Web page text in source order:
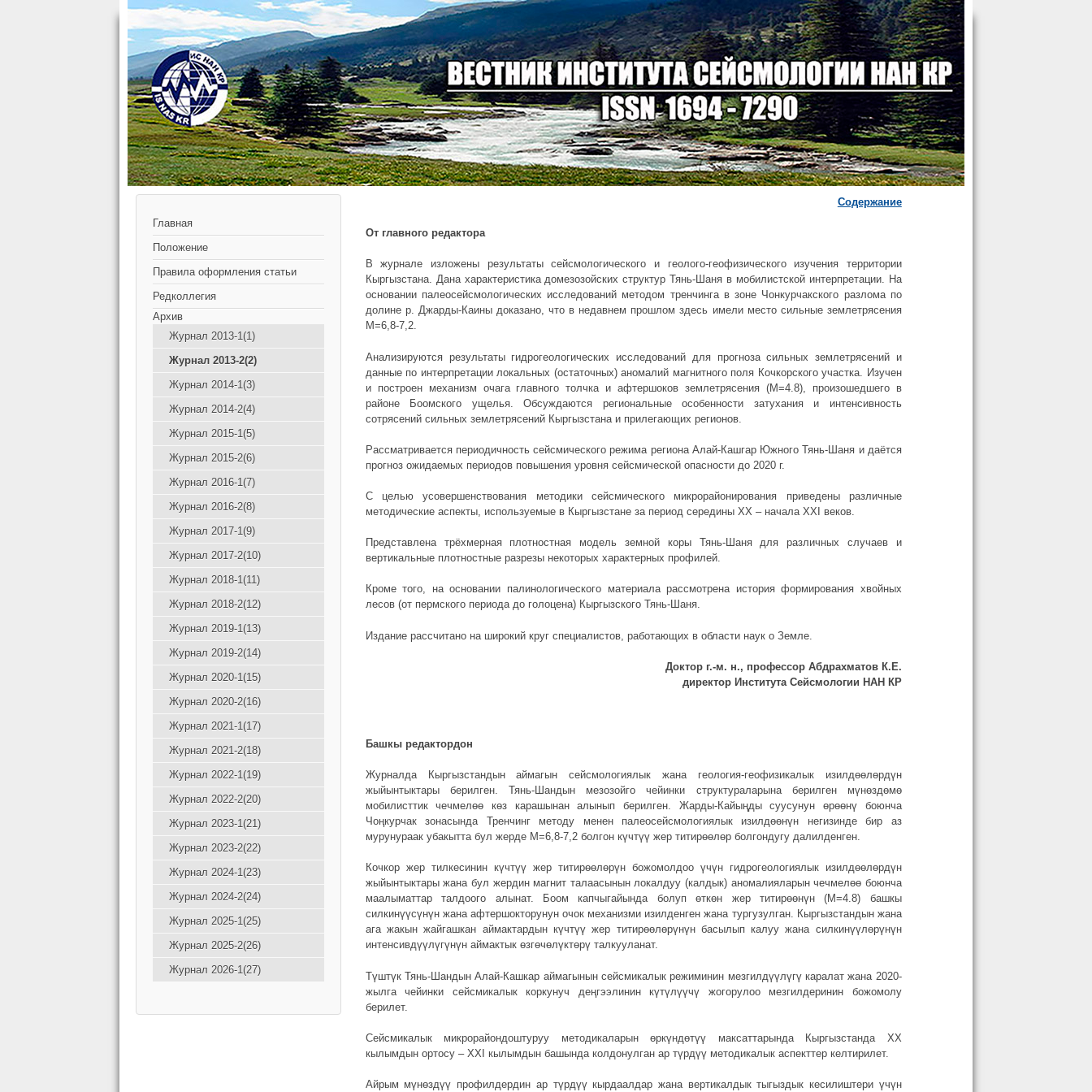
Главная
Положение
Правила оформления статьи
Редколлегия
Архив
Журнал 2013-1(1)
Журнал 2013-2(2)
Журнал 2014-1(3)
Журнал 2014-2(4)
Журнал 2015-1(5)
Журнал 2015-2(6)
Журнал 2016-1(7)
Журнал 2016-2(8)
Журнал 2017-1(9)
Журнал 2017-2(10)
Журнал 2018-1(11)
Журнал 2018-2(12)
Журнал 2019-1(13)
Журнал 2019-2(14)
Журнал 2020-1(15)
Журнал 2020-2(16)
Журнал 2021-1(17)
Журнал 2021-2(18)
Журнал 2022-1(19)
Журнал 2022-2(20)
Журнал 2023-1(21)
Журнал 2023-2(22)
Журнал 2024-1(23)
Журнал 2024-2(24)
Журнал 2025-1(25)
Журнал 2025-2(26)
Журнал 2026-1(27)
Содержание
От главного редактора
В журнале изложены результаты сейсмологического и геолого-геофизического изучения территории
Кыргызстана. Дана характеристика домезозойских структур Тянь-Шаня в мобилистской интерпретации. На
основании палеосейсмологических исследований методом тренчинга в зоне Чонкурчакского разлома по
долине р. Джарды-Каины доказано, что в недавнем прошлом здесь имели место сильные землетрясения
М=6,8-7,2.
Анализируются результаты гидрогеологических исследований для прогноза сильных землетрясений и
данные по интерпретации локальных (остаточных) аномалий магнитного поля Кочкорского участка. Изучен
и построен механизм очага главного толчка и афтершоков землетрясения (М=4.8), произошедшего в
районе Боомского ущелья. Обсуждаются региональные особенности затухания и интенсивность
сотрясений сильных землетрясений Кыргызстана и прилегающих регионов.
Рассматривается периодичность сейсмического режима региона Алай-Кашгар Южного Тянь-Шаня и даётся
прогноз ожидаемых периодов повышения уровня сейсмической опасности до 2020 г.
С целью усовершенствования методики сейсмического микрорайонирования приведены различные
методические аспекты, используемые в Кыргызстане за период середины ХХ – начала ХХI веков.
Представлена трёхмерная плотностная модель земной коры Тянь-Шаня для различных случаев и
вертикальные плотностные разрезы некоторых характерных профилей.
Кроме того, на основании палинологического материала рассмотрена история формирования хвойных
лесов (от пермского периода до голоцена) Кыргызского Тянь-Шаня.
Издание рассчитано на широкий круг специалистов, работающих в области наук о Земле.
Доктор г.-м. н., профессор Абдрахматов К.Е.
директор Института Сейсмологии НАН КР
Башкы редактордон
Журналда Кыргызстандын аймагын сейсмологиялык жана геология-геофизикалык изилдөөлөрдүн
жыйынтыктары берилген. Тянь-Шандын мезозойго чейинки структураларына берилген мүнөздөмө
мобилисттик чечмелөө көз карашынан алынып берилген. Жарды-Кайыңды суусунун өрөөнү боюнча
Чоңкурчак зонасында Тренчинг методу менен палеосейсмологиялык изилдөөнүн негизинде бир аз
мурунураак убакытта бул жерде М=6,8-7,2 болгон күчтүү жер титирөөлөр болгондугу далилденген.
Кочкор жер тилкесинин күчтүү жер титирөөлөрүн божомолдоо үчүн гидрогеологиялык изилдөөлөрдүн
жыйынтыктары жана бул жердин магнит талаасынын локалдуу (калдык) аномалияларын чечмелөө боюнча
маалыматтар талдоого алынат. Боом капчыгайында болуп өткөн жер титирөөнүн (М=4.8) башкы
силкинүүсүнүн жана афтершокторунун очок механизми изилденген жана тургузулган. Кыргызстандын жана
ага жакын жайгашкан аймактардын күчтүү жер титирөөлөрүнүн басылып калуу жана силкинүүлөрүнүн
интенсивдүүлүгүнүн аймактык өзгөчөлүктөрү талкууланат.
Түштүк Тянь-Шандын Алай-Кашкар аймагынын сейсмикалык режиминин мезгилдүүлүгү каралат жана 2020-
жылга чейинки сейсмикалык коркунуч деңгээлинин күтүлүүчү жогорулоо мезгилдеринин божомолу
берилет.
Сейсмикалык микрорайондоштуруу методикаларын өркүндөтүү максаттарында Кыргызстанда ХХ
кылымдын ортосу – ХХI кылымдын башында колдонулган ар түрдүү методикалык аспекттер келтирилет.
Айрым мүнөздүү профилдердин ар түрдүү кырдаалдар жана вертикалдык тыгыздык кесилиштери үчүн